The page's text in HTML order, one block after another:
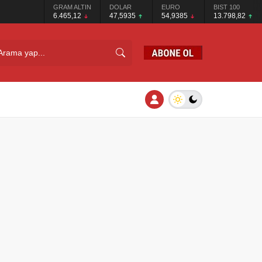
GRAM ALTIN
6.465,12
DOLAR
47,5935
EURO
54,9385
BIST 100
13.798,82